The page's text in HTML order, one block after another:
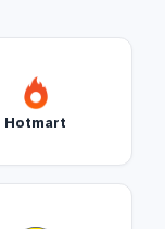
Hotmart